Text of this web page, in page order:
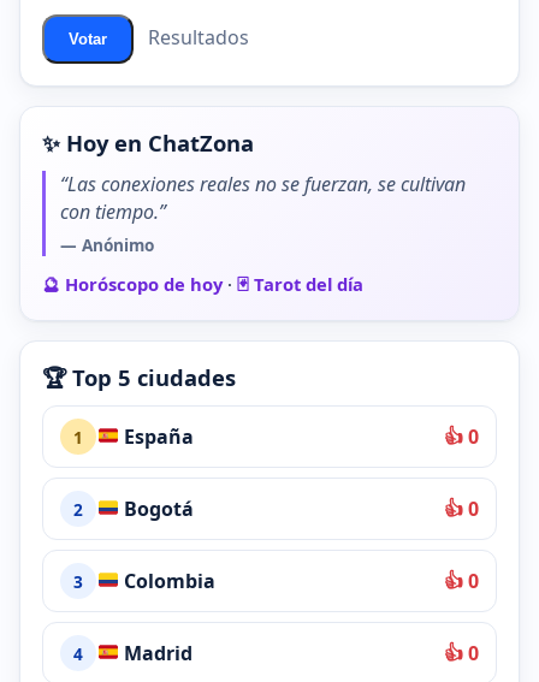
Votar Resultados
✨ Hoy en ChatZona
“Las conexiones reales no se fuerzan, se cultivan
con tiempo.”
— Anónimo
🔮 Horóscopo de hoy· 🃏 Tarot del día
🏆 Top 5 ciudades
1 España 👍 0
2 Bogotá 👍 0
3 Colombia 👍 0
4 Madrid 👍 0